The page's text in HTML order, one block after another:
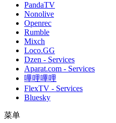
PandaTV
Nonolive
Openrec
Rumble
Mixch
Loco.GG
Dzen - Services
Aparat.com - Services
嗶哩嗶哩
FlexTV - Services
Bluesky
菜单